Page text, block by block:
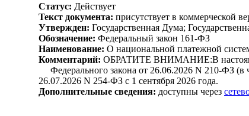
Статус: Действует
Текст документа: присутствует в коммерческой
Утвержден: Государственная Дума;
Обозначение: Федеральный закон 161-ФЗ
Наименование: О национальной платежной
Комментарий: ОБРАТИТЕ ВНИМАНИЕ:В настоящий
Федерального закона от 26.06.2026 N 210-ФЗ (в
26.07.2026 N 254-ФЗ с 1 сентября 2026 года.
Дополнительные сведения: доступны через